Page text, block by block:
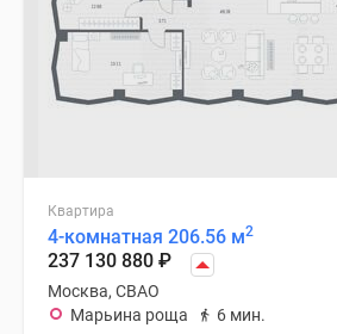
Квартира
4-комнатная 206.56 м2
237 130 880 ₽
Москва, СВАО
Марьина роща
6 мин.